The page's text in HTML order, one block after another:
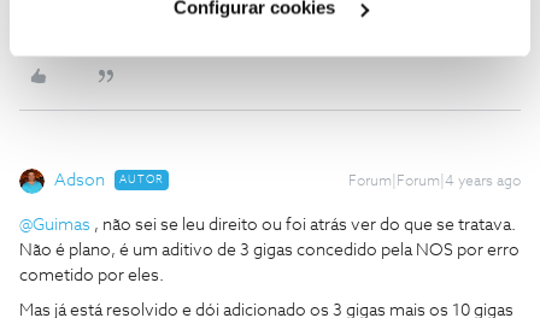
Configurar cookies
Adson AUTOR Forum|Forum|4 years ago
@Guimas , não sei se leu direito ou foi atrás ver do que se tratava.
Não é plano, é um aditivo de 3 gigas concedido pela NOS por erro
cometido por eles.
Mas já está resolvido e dói adicionado os 3 gigas mais os 10 gigas